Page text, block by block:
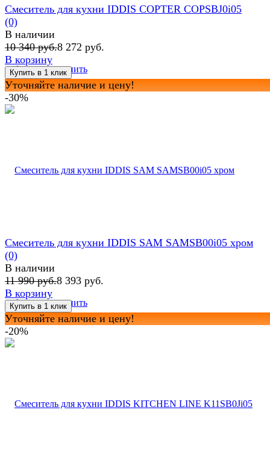
избранное сравнить
Смеситель для кухни IDDIS COPTER COPSBJ0i05
(0)
В наличии
10 340 руб.8 272 руб.
В корзину
Уточняйте наличие и цену!
-30%
избранное сравнить
Смеситель для кухни IDDIS SAM SAMSB00i05 хром
(0)
В наличии
11 990 руб.8 393 руб.
В корзину
Уточняйте наличие и цену!
-20%